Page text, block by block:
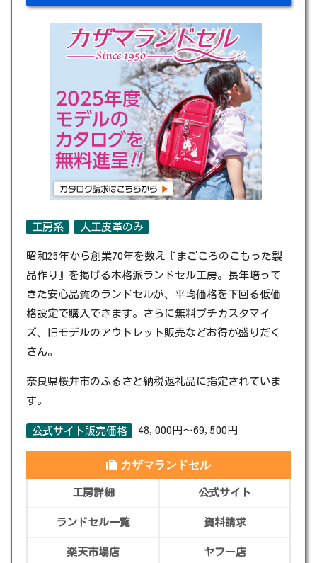
工房系 人工皮革のみ
昭和25年から創業70年を数え『まごころのこもった製
品作り』を掲げる本格派ランドセル工房。長年培って
きた安心品質のランドセルが、平均価格を下回る低価
格設定で購入できます。さらに無料プチカスタマイ
ズ、旧モデルのアウトレット販売などお得が盛りだく
さん。
奈良県桜井市のふるさと納税返礼品に指定されていま
す。
公式サイト販売価格 48,000円～69,500円
カザマランドセル
工房詳細 公式サイト
ランドセル一覧 資料請求
楽天市場店 ヤフー店